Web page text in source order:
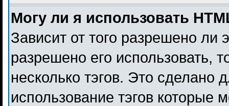
Могу ли я использовать
Зависит от того разрешено ли
разрешено его использовать,
несколько тэгов. Это сделано
использование тэгов которые